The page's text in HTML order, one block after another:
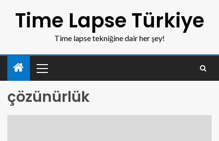
Time Lapse Türkiye
Time lapse tekniğine dair her şey!
çözünürlük